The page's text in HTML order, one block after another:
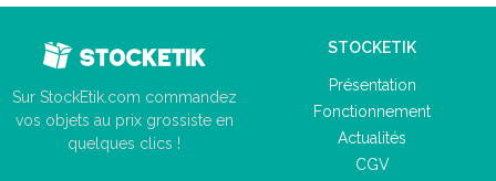
Sur StockEtik.com commandez
vos objets au prix grossiste en
quelques clics !
STOCKETIK
Présentation
Fonctionnement
Actualités
CGV